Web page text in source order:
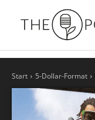
Start 5-Dollar-Format